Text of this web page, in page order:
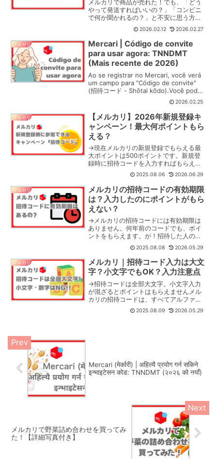
メルカリで商品が売れた！でも、「どう
やって発送すればいいの？」「コンビニ
で何か聞かれるの？」と不安に思う方も
多いのではないでしょうか。全国にある
「ローソン」は、メルカリの発送にとて
も便利なスポットです。現地で専用の梱
包資材を買えたり、送り状...
2026.02.12 2026.02.27
メルカリ
Mercari | Código de convite
para usar agora: TNNDMT
(Mais recente de 2026)
Ao se registrar no Mercari, você verá
um campo para "Código de convite"
(招待コード - Shōtai kōdo).Você pode
2026.02.25
メルカリ
【メルカリ】2026年新規登録キ
ャンペーン！最大何ポイントもら
える？
→現在メルカリの新規登録でもらえる最
大ポイントは500ポイントです。新規登
録時に招待コードを入力すればもらえま
す。他のキャンペーンはメルカリを開始
してからの参加！初回登録時は招待コー
ドだけ入れておけば最大限お得な状態で
のメルカリスタートです...
2025.08.06 2026.06.29
メルカリ
メルカリの招待コードの有効期限
は？入力したのにポイントがもら
えない？
→メルカリの招待コードには有効期限は
ありません。何年前のコードでも、ポイ
ントをもらえます。が！招待した人のア
カウント状態によってはポイントがつか
ないケースがあります⇩❌招待者のアカウ
ントが停止状態❌招待者のアカウントの
本人確認（書類提出）が...
2025.08.08 2026.05.29
メルカリ
メルカリ｜招待コード入力は大文
字？小文字でもOK？入力注意点
→招待コードは全部大文字。小文字入力
が混ざるとポイントはもらえませんメル
カリの招待コードは、すべてアルファベ
ットの大文字で構成されています。大文
字と小文字はしっかり区別されるため、
2025.08.09 2026.05.29
Mercari (मेर्कारी) | अहिल्यै प्रयोग गर्न सकिने
इन्भाइटेसन कोड: TNNDMT (२०२६ को नयाँ)
メルカリで野菜詰め合わせを買ってみ
た！【詳細写真付き】